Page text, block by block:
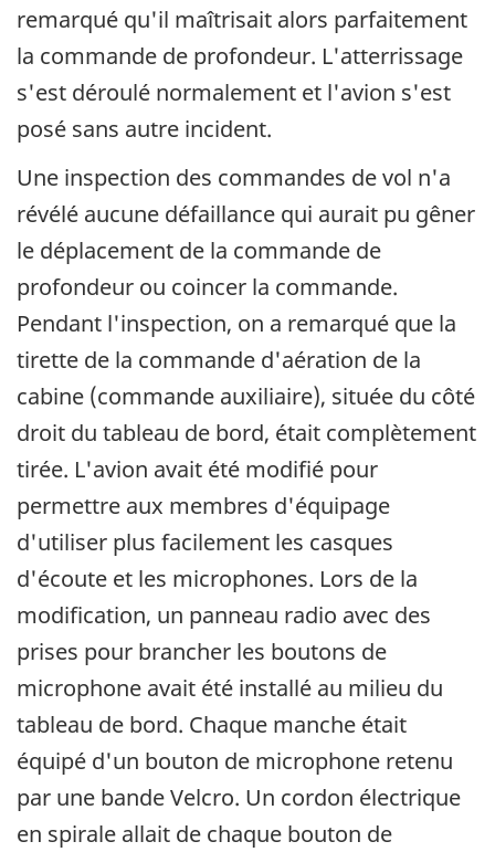
remarqué qu'il maîtrisait alors parfaitement
la commande de profondeur. L'atterrissage
s'est déroulé normalement et l'avion s'est
posé sans autre incident.
Une inspection des commandes de vol n'a
révélé aucune défaillance qui aurait pu gêner
le déplacement de la commande de
profondeur ou coincer la commande.
Pendant l'inspection, on a remarqué que la
tirette de la commande d'aération de la
cabine (commande auxiliaire), située du côté
droit du tableau de bord, était complètement
tirée. L'avion avait été modifié pour
permettre aux membres d'équipage
d'utiliser plus facilement les casques
d'écoute et les microphones. Lors de la
modification, un panneau radio avec des
prises pour brancher les boutons de
microphone avait été installé au milieu du
tableau de bord. Chaque manche était
équipé d'un bouton de microphone retenu
par une bande Velcro. Un cordon électrique
en spirale allait de chaque bouton de